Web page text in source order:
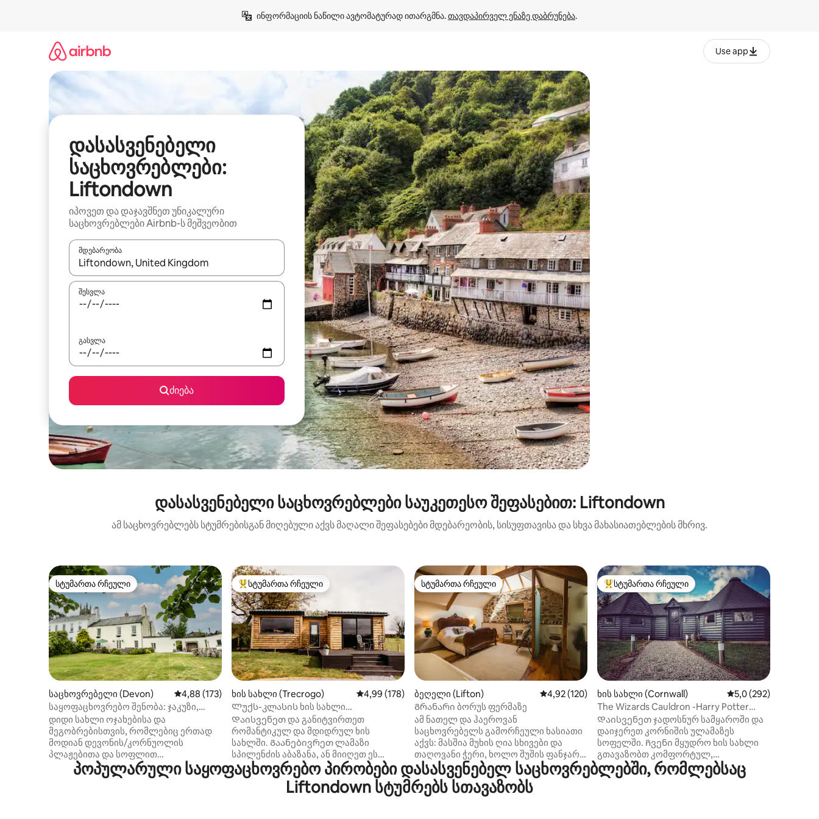
ინფორმაციის ნაწილი ავტომატურად ითარგმნა. თავდაპირველ ენაზე დაბრუნება.
Use app
დასასვენებელი
საცხოვრებლები:
Liftondown
იპოვეთ და დაჯავშნეთ უნიკალური
საცხოვრებლები Airbnb-ს მეშვეობით
მდებარეობა
როცა შედეგები ხელმისაწვდომი გახდება, ნავიგაციისთვის გამოიყენეთ კლავიშები ზემოთ/ქვემოთ მიმართული ისრებით ან შეხებისა თუ თითის გასმის ჟესტები.
შესვლა
გასვლა
ძიება
დასასვენებელი საცხოვრებლები საუკეთესო შეფასებით: Liftondown
ამ საცხოვრებლებს სტუმრებისგან მიღებული აქვს მაღალი შეფასებები მდებარეობის, სისუფთავისა და სხვა მახასიათებლების მხრივ.
სტუმართა რჩეული
სტუმართა რჩეული
საცხოვრებელი (Devon) საშუალო შეფასებაა 5‑დან 4,88, 173 მიმოხილვა
4,88 (173)
საყოფაცხოვრებო შენობა: ჯაკუზი,
პატარა აუზი, სნუკერი, ჭაობი
დიდი სახლი ოჯახებისა და
მეგობრებისთვის, რომლებიც ერთად
მოდიან დევონის/კორნუოლის
პლაჟებითა და სოფლით
დასატკბობად. მდებარეობს ლამაზ
სოფელში, სადაც არის ჯილდოს
სტუმართა რჩეული მოწინავე ვარიანტი
სტუმართა რჩეული
ხის სახლი (Trecrogo) საშუალო შეფასებაა 5‑დან 4,99, 178 მიმოხილვა
4,99 (178)
Ლუქს-კლასის ხის სახლი
ჰიდრომასაჟიანი აუზით - უილოუ
Დაისვენეთ და განიტვირთეთ
რომანტიკულ და მდიდრულ ხის
სახლში. Გაანებივრეთ ლამაზი
სპილენძის აბაზანა, ან მიიღეთ ეს
ადვილი მშვენიერი bubbling
ჰიდრომასაჟიანი აუზი ხოლო სნეული
სუნთქვა აღების ქალაქგარეთ ან
ვარსკვლავები. Გათვალისწინებულია
სტუმართა რჩეული
სტუმართა რჩეული
ბეღელი (Lifton) საშუალო შეფასებაა 5‑დან 4,92, 120 მიმოხილვა
4,92 (120)
Გრანარი ბორუს ფერმაზე
ამ ნათელ და ჰაეროვან
საცხოვრებელს გამორჩეული ხასიათი
აქვს: მასშია მუხის ღია სხივები და
თაღოვანი ჭერი, ხოლო შუშის ფანჯარა
ოთახს ანათებს და საშუალებას
გაძლევთ, ღამით საწოლიდან
ვარსკვლავები დაათვალიეროთ.
ანტიკვარული ფრანგული საწოლი,
სტუმართა რჩეული მოწინავე ვარიანტი
სტუმართა რჩეული
ხის სახლი (Cornwall) საშუალო შეფასებაა
5,0 (292)
The Wizards Cauldron -Harry Potter
Themed
Დაისვენეთ ჯადოსნურ სამყაროში და
დაიჯერეთ კორნიშის ულამაზეს
სოფელში. Ჩვენი მყუდრო ხის სახლი
გთავაზობთ კომფორტულ,
დასასვენებელ საცხოვრებელს.
Როგორც სახელიდან ჩანს, ეს
პოპულარული საყოფაცხოვრებო პირობები დასასვენებელ საცხოვრებლებში, რომლებსაც
Liftondown სტუმრებს სთავაზობს